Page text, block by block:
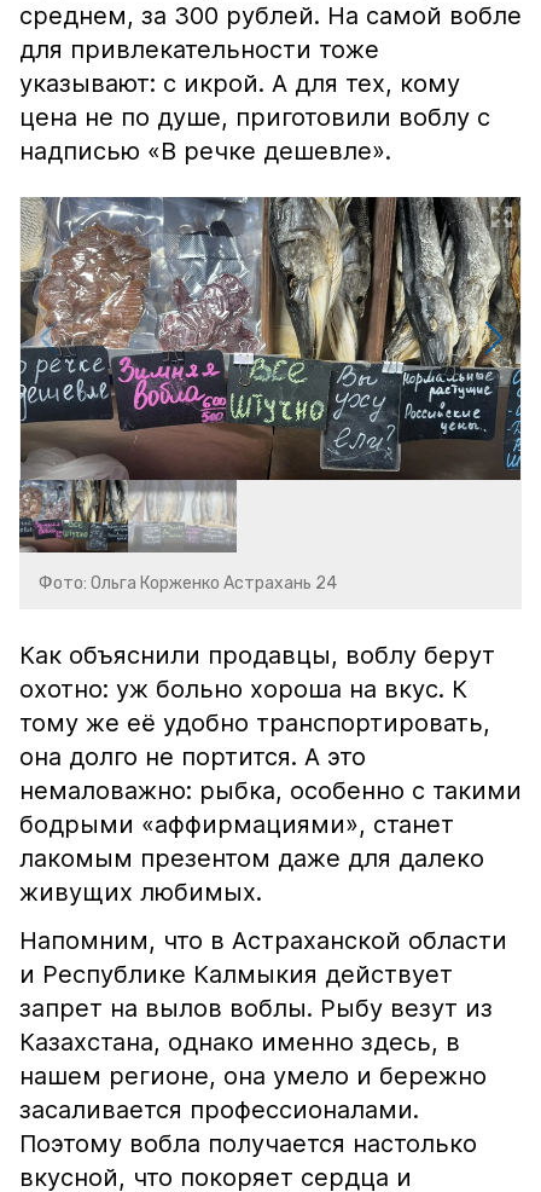
среднем, за 300 рублей. На самой вобле
для привлекательности тоже
указывают: с икрой. А для тех, кому
цена не по душе, приготовили воблу с
надписью «В речке дешевле».
Фото: Ольга Корженко Астрахань 24
Как объяснили продавцы, воблу берут
охотно: уж больно хороша на вкус. К
тому же её удобно транспортировать,
она долго не портится. А это
немаловажно: рыбка, особенно с такими
бодрыми «аффирмациями», станет
лакомым презентом даже для далеко
живущих любимых.
Напомним, что в Астраханской области
и Республике Калмыкия действует
запрет на вылов воблы. Рыбу везут из
Казахстана, однако именно здесь, в
нашем регионе, она умело и бережно
засаливается профессионалами.
Поэтому вобла получается настолько
вкусной, что покоряет сердца и